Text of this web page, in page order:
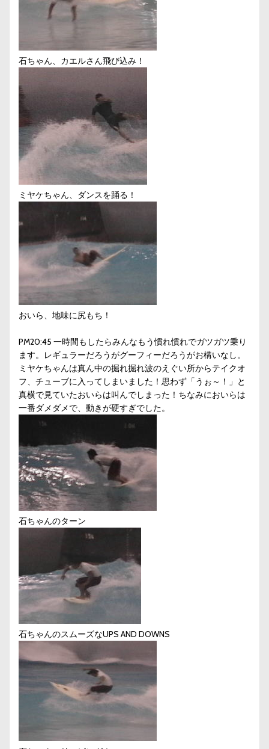
石ちゃん、カエルさん飛び込み！
ミヤケちゃん、ダンスを踊る！
おいら、地味に尻もち！
PM20:45 一時間もしたらみんなもう慣れ慣れでガツガツ乗り
ます。レギュラーだろうがグーフィーだろうがお構いなし。
ミヤケちゃんは真ん中の掘れ掘れ波のえぐい所からテイクオ
フ、チューブに入ってしまいました！思わず「うぉ～！」と
真横で見ていたおいらは叫んでしまった！ちなみにおいらは
一番ダメダメで、動きが硬すぎでした。
石ちゃんのターン
石ちゃんのスムーズなUPS AND DOWNS